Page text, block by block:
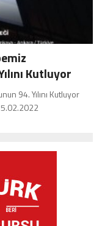
Kutluyor
94. Yılını Kutluyor